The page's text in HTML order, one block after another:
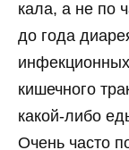
кала, а не по
до года
кишечного
какой-либо
Очень часто